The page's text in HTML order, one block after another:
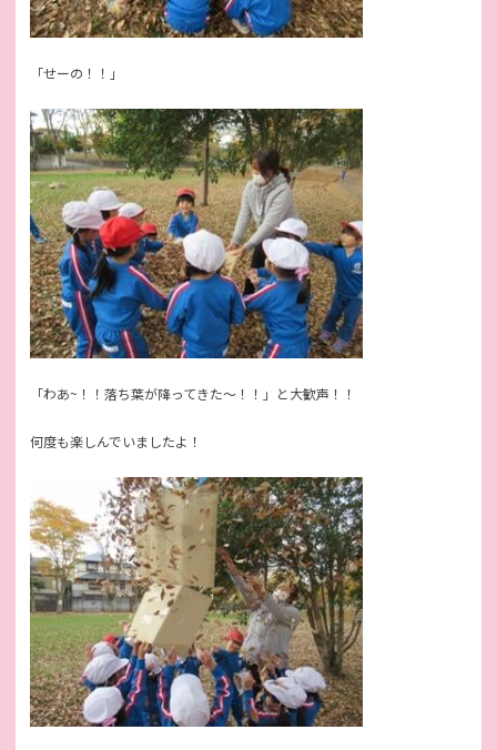
「せーの！！」
「わあ~！！落ち葉が降ってきた～！！」と大歓声！！
何度も楽しんでいましたよ！